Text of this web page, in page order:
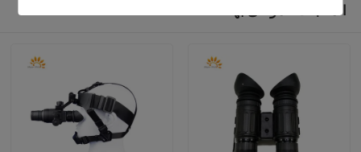
المنتجات الموصى بها